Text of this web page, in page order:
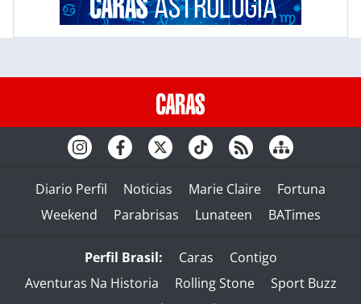
Diario Perfil Noticias Marie Claire
Fortuna
Weekend
Parabrisas Lunateen BATimes
Perfil Brasil: Caras
Contigo
Aventuras Na Historia
Rolling Stone
Sport Buzz